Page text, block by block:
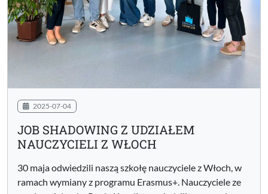
2025-07-04
JOB SHADOWING Z UDZIAŁEM
NAUCZYCIELI Z WŁOCH
30 maja odwiedzili naszą szkołę nauczyciele z Włoch, w
ramach wymiany z programu Erasmus+. Nauczyciele ze